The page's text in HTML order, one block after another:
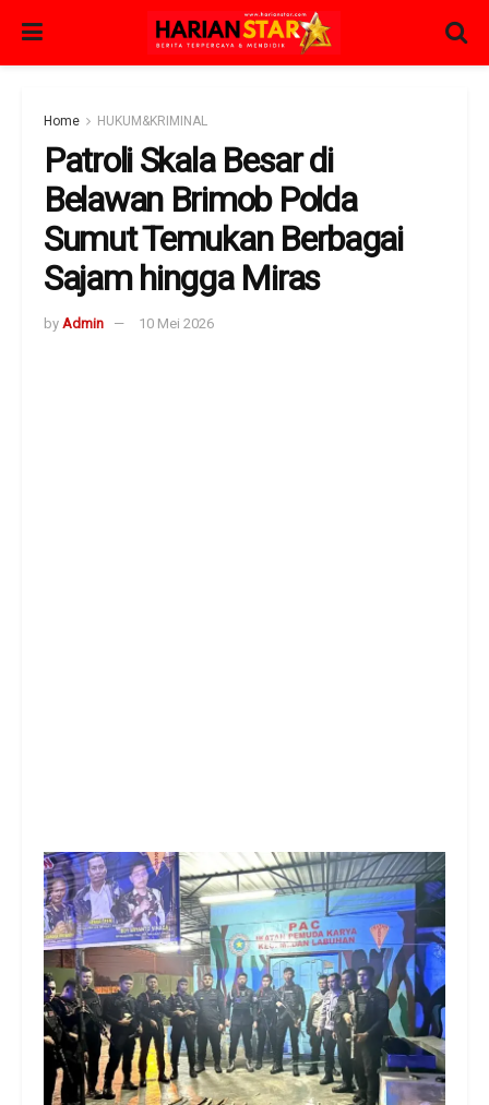
Home HUKUM&KRIMINAL
Patroli Skala Besar di
Belawan Brimob Polda
Sumut Temukan Berbagai
Sajam hingga Miras
by Admin 10 Mei 2026